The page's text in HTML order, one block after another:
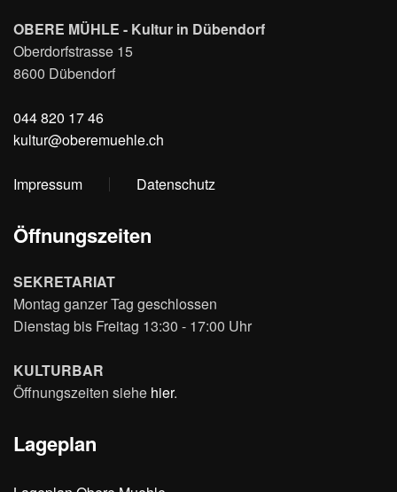
OBERE MÜHLE - Kultur in Dübendorf
Oberdorfstrasse 15
8600 Dübendorf
044 820 17 46
kultur@oberemuehle.ch
Impressum Datenschutz
Öffnungszeiten
SEKRETARIAT
Montag ganzer Tag geschlossen
Dienstag bis Freitag 13:30 - 17:00 Uhr
KULTURBAR
Öffnungszeiten siehe hier.
Lageplan